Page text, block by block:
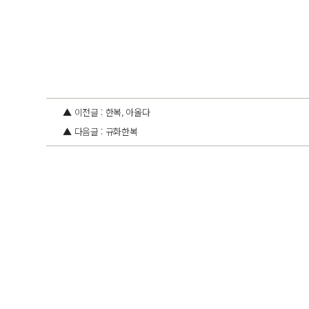
▲ 이전글 : 한복, 아올다
▲ 다음글 : 규화한복